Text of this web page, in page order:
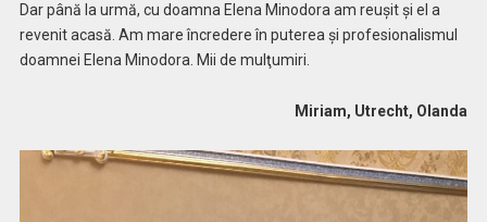
Dar până la urmă, cu doamna Elena Minodora am reuşit şi el a
revenit acasă. Am mare încredere în puterea şi profesionalismul
doamnei Elena Minodora. Mii de mulţumiri.
Miriam, Utrecht, Olanda